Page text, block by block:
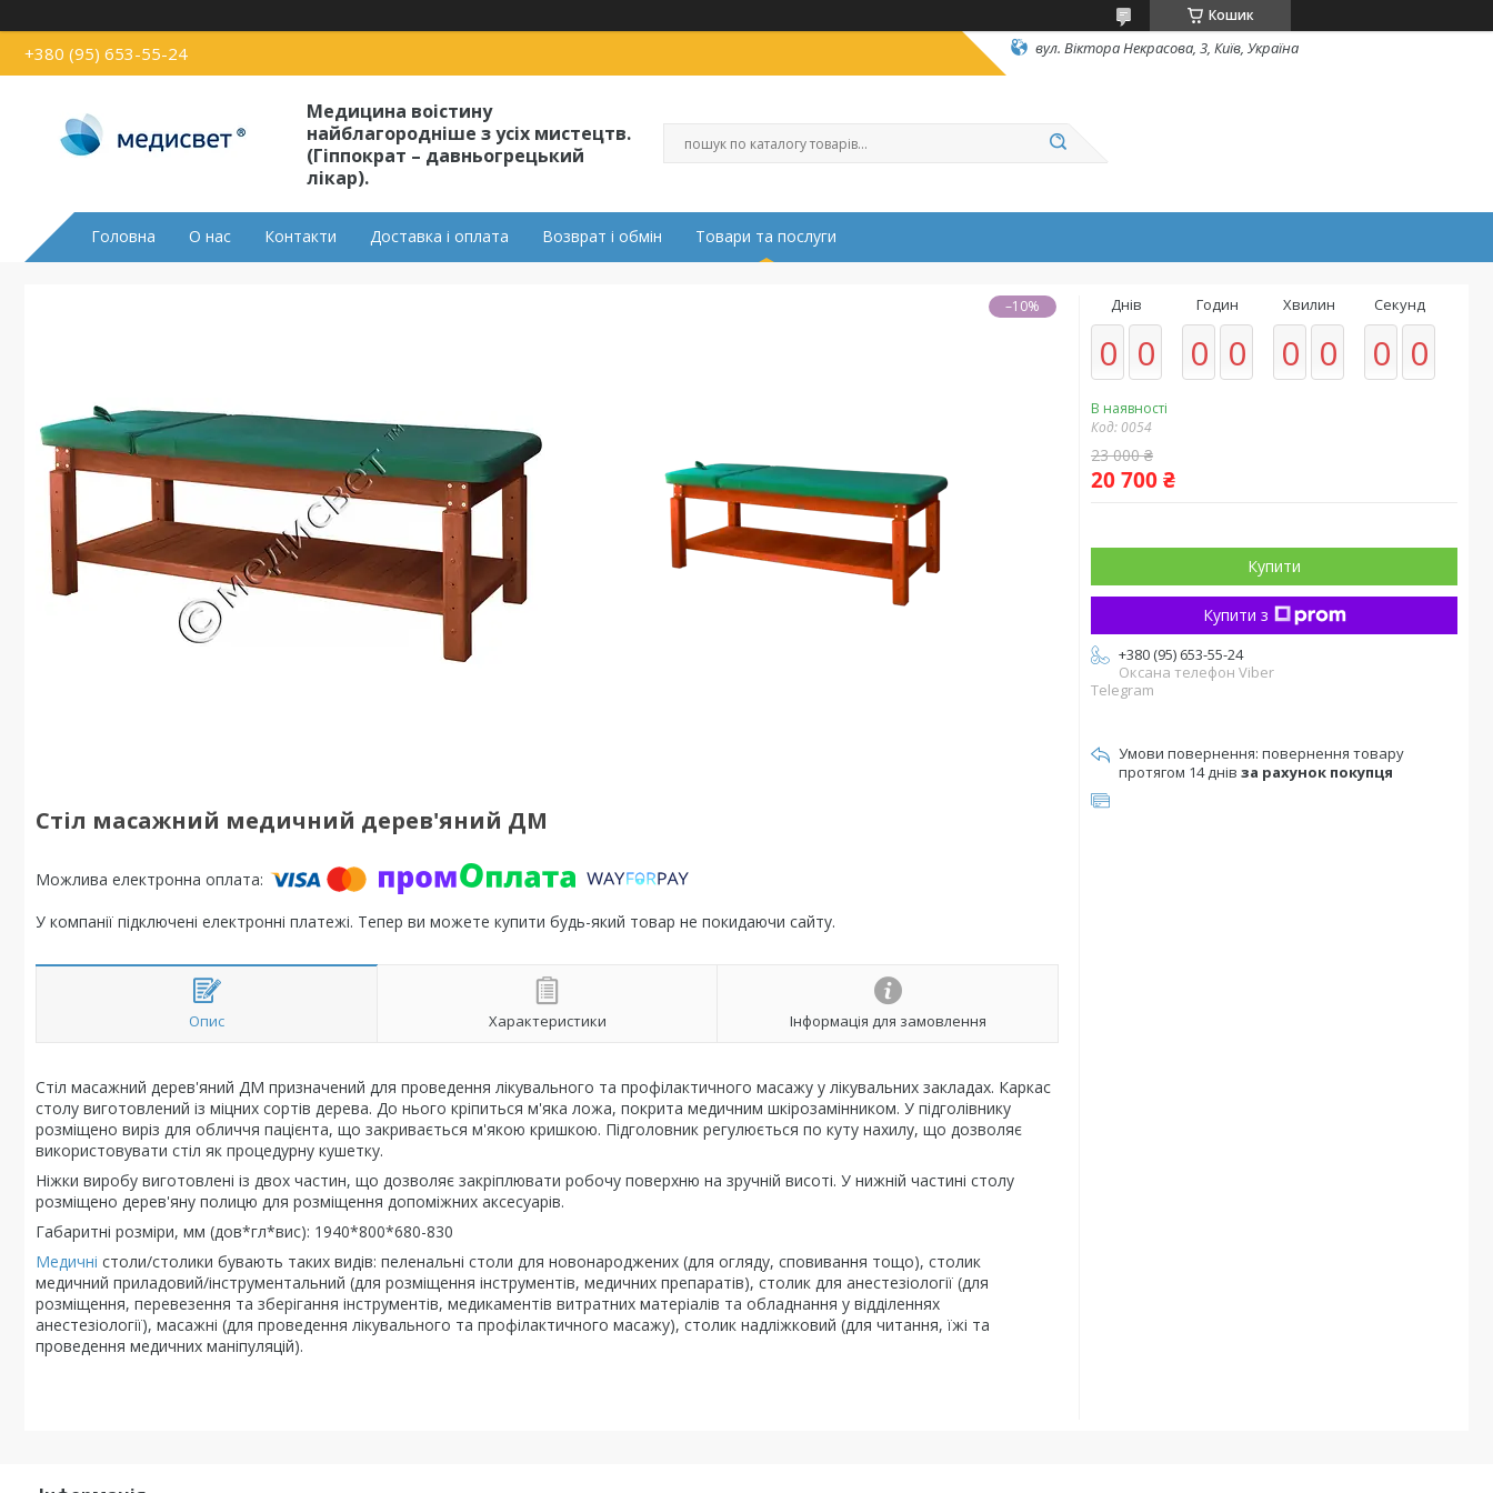
Кошик
+380 (95) 653-55-24 вул. Вiктора Некрасова, 3, Київ, Україна
Медицина воістину
найблагородніше з усіх мистецтв.
(Гіппократ – давньогрецький
лікар).
Головна О нас Контакти Доставка і оплата Возврат і обмін Товари та послуги
–10%
Стіл масажний медичний дерев'яний ДМ
У компанії підключені електронні платежі. Тепер ви можете купити будь-який товар не покидаючи сайту.
Опис Характеристики Інформація для замовлення
Стіл масажний дерев'яний ДМ призначений для проведення лікувального та профілактичного масажу у лікувальних закладах. Каркас
столу виготовлений із міцних сортів дерева. До нього кріпиться м'яка ложа, покрита медичним шкірозамінником. У підголівнику
розміщено виріз для обличчя пацієнта, що закривається м'якою кришкою. Підголовник регулюється по куту нахилу, що дозволяє
використовувати стіл як процедурну кушетку.
Ніжки виробу виготовлені із двох частин, що дозволяє закріплювати робочу поверхню на зручній висоті. У нижній частині столу
розміщено дерев'яну полицю для розміщення допоміжних аксесуарів.
Габаритні розміри, мм (дов*гл*вис): 1940*800*680-830
Медичні столи/столики бувають таких видів: пеленальні столи для новонароджених (для огляду, сповивання тощо), столик
медичний приладовий/інструментальний (для розміщення інструментів, медичних препаратів), столик для анестезіології (для
розміщення, перевезення та зберігання інструментів, медикаментів витратних матеріалів та обладнання у відділеннях
анестезіології), масажні (для проведення лікувального та профілактичного масажу), столик надліжковий (для читання, їжі та
проведення медичних маніпуляцій).
Днів
0 0
Годин
0 0
Хвилин
0 0
Секунд
0 0
В наявності
Код: 0054
23 000 ₴
20 700 ₴
Купити
Купити з
+380 (95) 653-55-24
Оксана телефон Viber
Telegram
повернення товару
протягом 14 днів за рахунок покупця